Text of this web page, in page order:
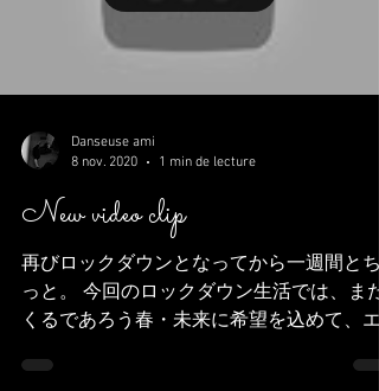
Danseuse ami
8 nov. 2020
1 min de lecture
New video clip
再びロックダウンとなってから一週間とち
っと。 今回のロックダウン生活では、また
くるであろう春・未来に希望を込めて、エ
象的な画像作品を作りたいなと思って作っ